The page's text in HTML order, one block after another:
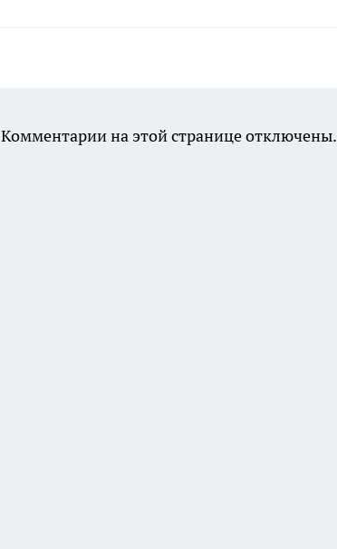
Комментарии на этой странице отключены.